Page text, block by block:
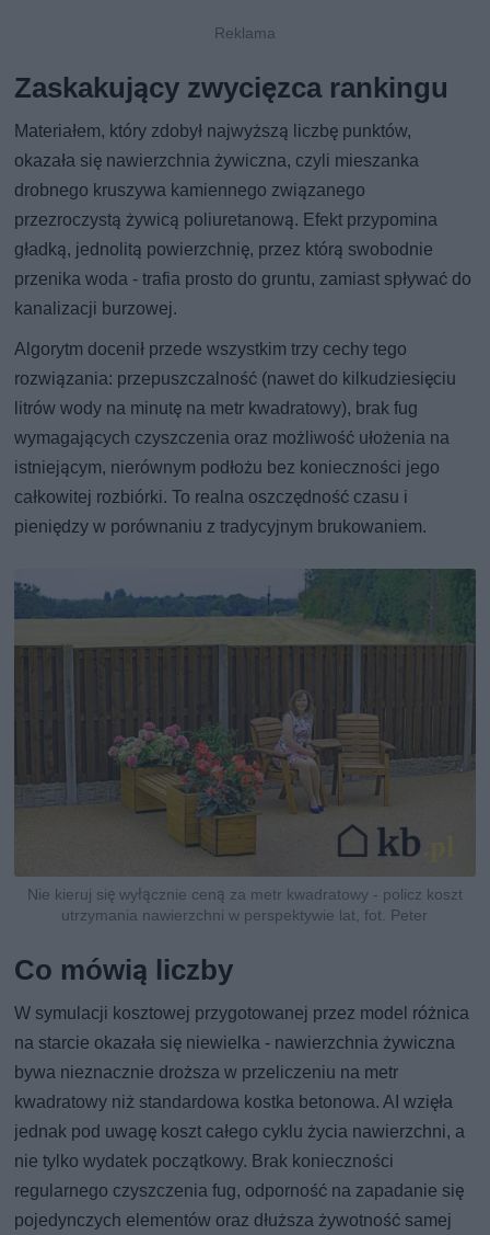
Zaskakujący zwycięzca rankingu
Materiałem, który zdobył najwyższą liczbę punktów,
okazała się nawierzchnia żywiczna, czyli mieszanka
drobnego kruszywa kamiennego związanego
przezroczystą żywicą poliuretanową. Efekt przypomina
gładką, jednolitą powierzchnię, przez którą swobodnie
przenika woda - trafia prosto do gruntu, zamiast spływać do
kanalizacji burzowej.
Algorytm docenił przede wszystkim trzy cechy tego
rozwiązania: przepuszczalność (nawet do kilkudziesięciu
litrów wody na minutę na metr kwadratowy), brak fug
wymagających czyszczenia oraz możliwość ułożenia na
istniejącym, nierównym podłożu bez konieczności jego
całkowitej rozbiórki. To realna oszczędność czasu i
pieniędzy w porównaniu z tradycyjnym brukowaniem.
Nie kieruj się wyłącznie ceną za metr kwadratowy - policz koszt
utrzymania nawierzchni w perspektywie lat, fot. Peter
Co mówią liczby
W symulacji kosztowej przygotowanej przez model różnica
na starcie okazała się niewielka - nawierzchnia żywiczna
bywa nieznacznie droższa w przeliczeniu na metr
kwadratowy niż standardowa kostka betonowa. AI wzięła
jednak pod uwagę koszt całego cyklu życia nawierzchni, a
nie tylko wydatek początkowy. Brak konieczności
regularnego czyszczenia fug, odporność na zapadanie się
pojedynczych elementów oraz dłuższa żywotność samej